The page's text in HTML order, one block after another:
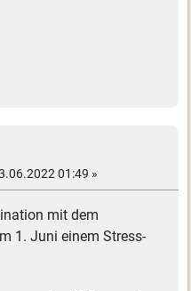
01:49 »
mit dem
1. Juni einem Stress-